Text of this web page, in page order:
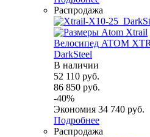
Распродажа
Велосипед ATOM
DarkSteel
В наличии
52 110 руб.
86 850 руб.
-40%
Экономия 34 740 руб.
Подробнее
Распродажа